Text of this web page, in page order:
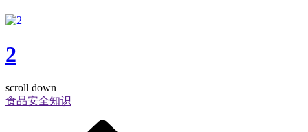
2
scroll down
食品安全知识